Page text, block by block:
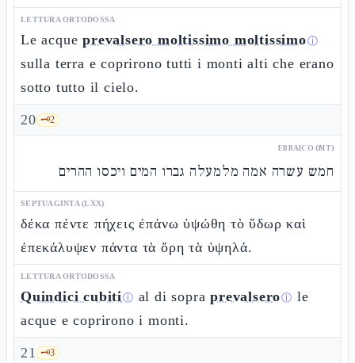
LETTURA ORTODOSSA
Le acqueprevalsero moltissimo moltissimoⓘ
sulla terra e coprirono tutti i monti alti che erano
sotto tutto il cielo.
20 🗝️2
EBRAICO (MT)
חמש עשרה אמה מלמעלה גברו המים ויכסו ההרים
SEPTUAGINTA (LXX)
δέκα πέντε πήχεις ἐπάνω ὑψώθη τὸ ὕδωρ καὶ
ἐπεκάλυψεν πάντα τὰ ὄρη τὰ ὑψηλά.
LETTURA ORTODOSSA
Quindici cubitiⓘ al di sopraprevalseroⓘ le
acque e coprirono i monti.
21 🗝️3